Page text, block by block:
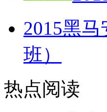
2015黑
班）
热点阅读